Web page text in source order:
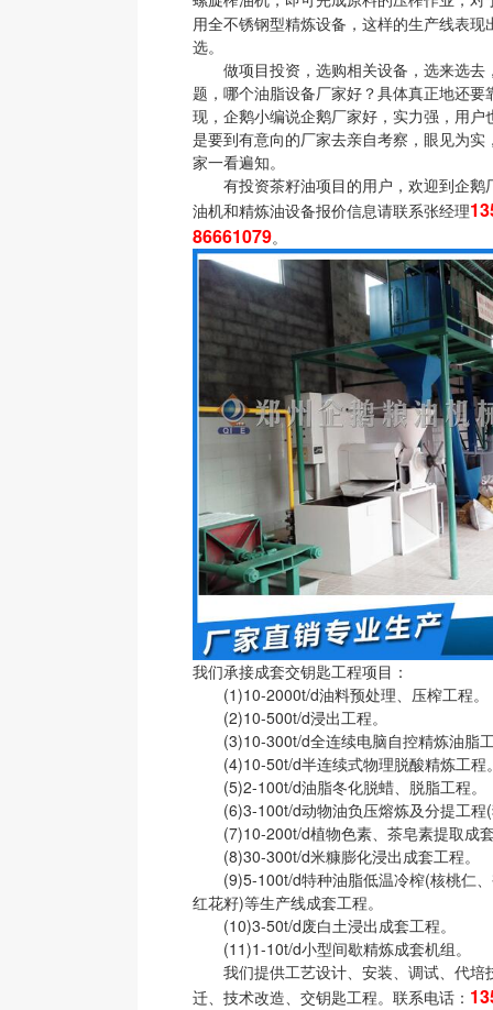
用全不锈钢型精炼设备，这样的生产线表现
选。
做项目投资，选购相关设备，选来选去
题，哪个油脂设备厂家好？具体真正地还要
现，企鹅小编说企鹅厂家好，实力强，用户
是要到有意向的厂家去亲自考察，眼见为实
家一看遍知。
有投资茶籽油项目的用户，欢迎到企鹅
油机和精炼油设备报价信息请联系张经理
86661079。
我们承接成套交钥匙工程项目：
(1)10-2000t/d油料预处理、压榨工程。
(2)10-500t/d浸出工程。
(3)10-300t/d全连续电脑自控精炼油脂
(4)10-50t/d半连续式物理脱酸精炼工程
(5)2-100t/d油脂冬化脱蜡、脱脂工程。
(6)3-100t/d动物油负压熔炼及分提工程(
(7)10-200t/d植物色素、茶皂素提取成
(8)30-300t/d米糠膨化浸出成套工程。
(9)5-100t/d特种油脂低温冷榨(核桃仁、
红花籽)等生产线成套工程。
(10)3-50t/d废白土浸出成套工程。
(11)1-10t/d小型间歇精炼成套机组。
我们提供工艺设计、安装、调试、代培
迁、技术改造、交钥匙工程。联系电话：